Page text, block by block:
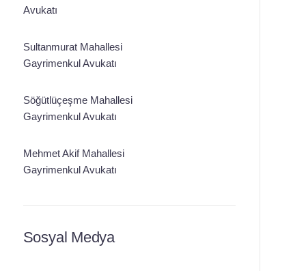
Avukatı
Sultanmurat Mahallesi
Gayrimenkul Avukatı
Söğütlüçeşme Mahallesi
Gayrimenkul Avukatı
Mehmet Akif Mahallesi
Gayrimenkul Avukatı
Sosyal Medya